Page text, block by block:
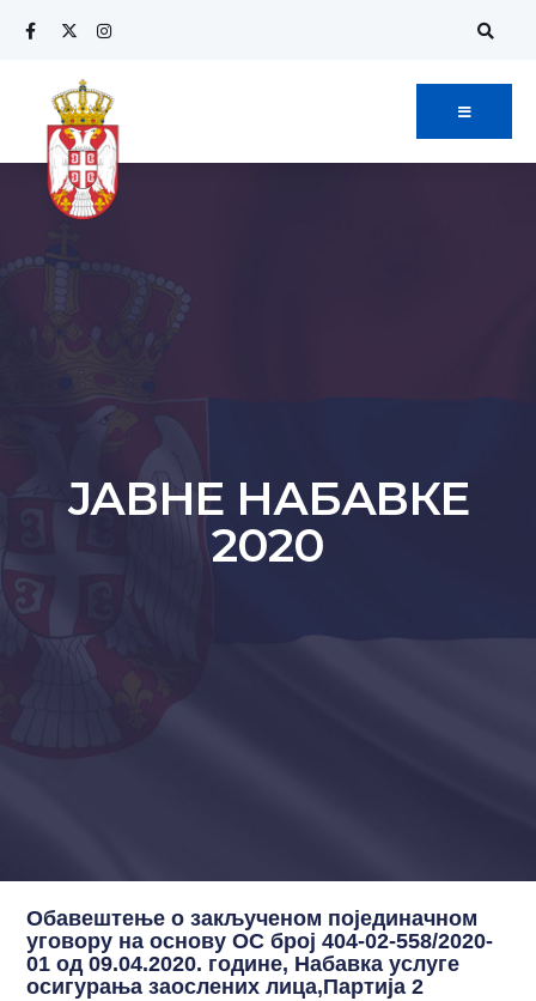
ЈАВНЕ НАБАВКЕ
2020
Обавештење о закљученом појединачном
уговору на основу ОС број 404-02-558/2020-
01 од 09.04.2020. године, Набавка услуге
осигурања заослених лица,Партија 2